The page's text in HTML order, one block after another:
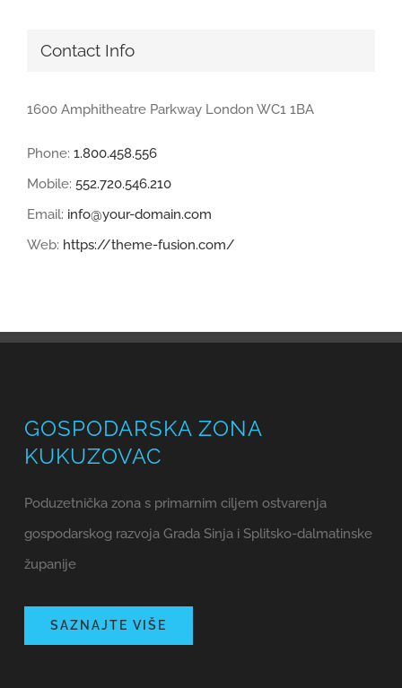
Contact Info
1600 Amphitheatre Parkway London WC1 1BA
Phone: 1.800.458.556
Mobile: 552.720.546.210
Email: info@your-domain.com
Web: https://theme-fusion.com/
GOSPODARSKA ZONA
KUKUZOVAC
Poduzetnička zona s primarnim ciljem ostvarenja
gospodarskog razvoja Grada Sinja i Splitsko-dalmatinske
županije
SAZNAJTE VIŠE